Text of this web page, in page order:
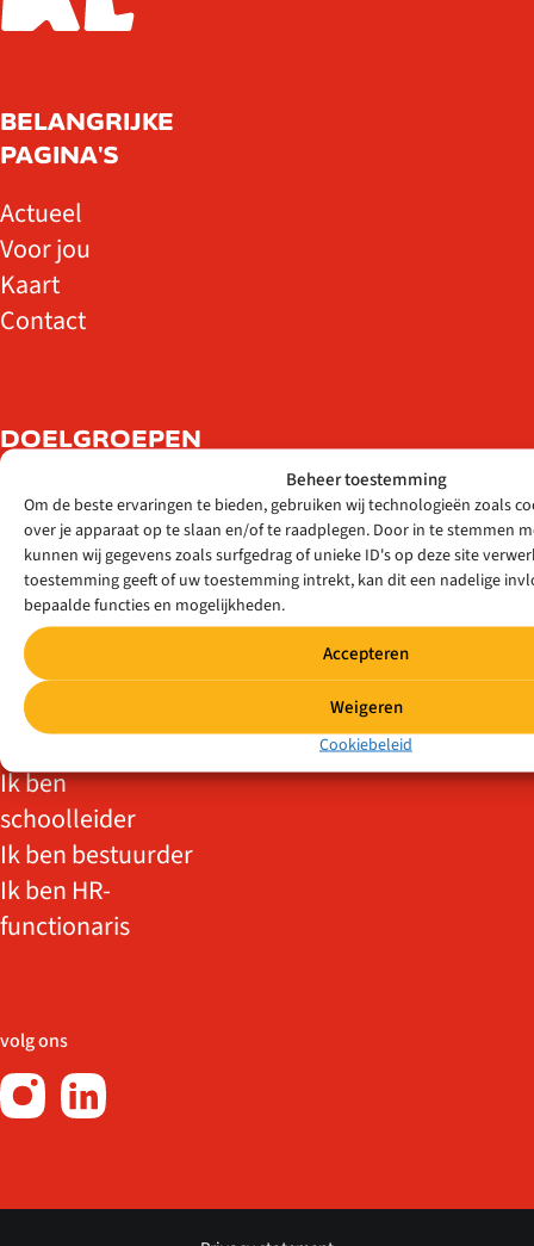
Beheer toestemming
Om de beste ervaringen te bieden, gebruiken wij technologieën zoals
over je apparaat op te slaan en/of te raadplegen. Door in te stemmen
kunnen wij gegevens zoals surfgedrag of unieke ID's op deze site
toestemming geeft of uw toestemming intrekt, kan dit een nadelige
bepaalde functies en mogelijkheden.
Accepteren
Weigeren
Cookiebeleid
volg ons
BELANGRIJKE
PAGINA'S
Actueel
Voor jou
Kaart
Contact
DOELGROEPEN
Ik ben zij-
instromer
Ik ben
statushouder
Ik wil meer/weer
voor de klas
Ik zit op vo/mbo
Ik ben
schoolleider
Ik ben bestuurder
Ik ben HR-
functionaris